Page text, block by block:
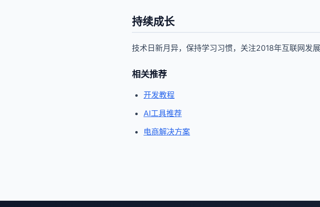
持续成长
技术日新月异，保持学习习惯，关注2018年互联网发
相关推荐
开发教程
AI工具推荐
电商解决方案